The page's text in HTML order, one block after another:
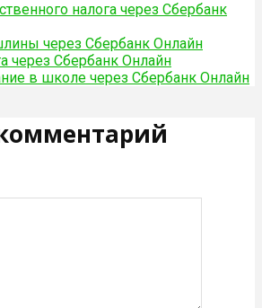
налога через Сбербанк
через Сбербанк Онлайн
через Сбербанк Онлайн
в школе через Сбербанк Онлайн